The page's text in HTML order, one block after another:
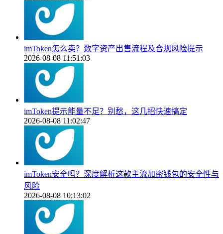
imToken怎么卖？数字资产出售流程及合规风险提示
2026-08-08 11:51:03
imToken提示能量不足？别愁，这几招快速搞定
2026-08-08 11:02:47
imToken安全吗？深度解析这款主流加密钱包的安全性与
风险
2026-08-08 10:13:02